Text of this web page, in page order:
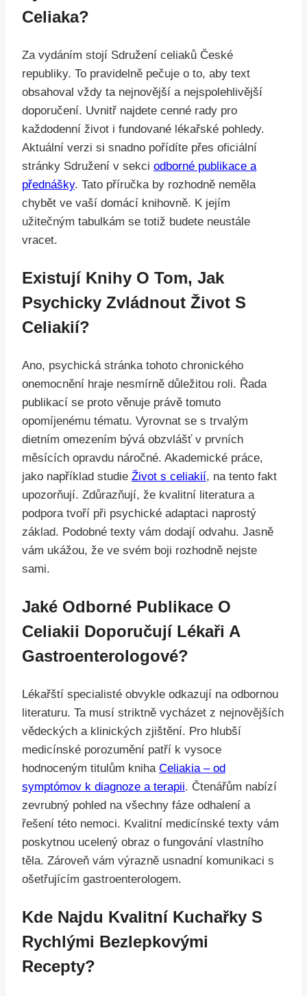
Celiaka?
Za vydáním stojí Sdružení celiaků České
republiky. To pravidelně pečuje o to, aby text
obsahoval vždy ta nejnovější a nejspolehlivější
doporučení. Uvnitř najdete cenné rady pro
každodenní život i fundované lékařské pohledy.
Aktuální verzi si snadno pořídíte přes oficiální
stránky Sdružení v sekci odborné publikace a
přednášky. Tato příručka by rozhodně neměla
chybět ve vaší domácí knihovně. K jejím
užitečným tabulkám se totiž budete neustále
vracet.
Existují Knihy O Tom, Jak
Psychicky Zvládnout Život S
Celiakií?
Ano, psychická stránka tohoto chronického
onemocnění hraje nesmírně důležitou roli. Řada
publikací se proto věnuje právě tomuto
opomíjenému tématu. Vyrovnat se s trvalým
dietním omezením bývá obzvlášť v prvních
měsících opravdu náročné. Akademické práce,
jako například studie Život s celiakií, na tento fakt
upozorňují. Zdůrazňují, že kvalitní literatura a
podpora tvoří při psychické adaptaci naprostý
základ. Podobné texty vám dodají odvahu. Jasně
vám ukážou, že ve svém boji rozhodně nejste
sami.
Jaké Odborné Publikace O
Celiakii Doporučují Lékaři A
Gastroenterologové?
Lékařští specialisté obvykle odkazují na odbornou
literaturu. Ta musí striktně vycházet z nejnovějších
vědeckých a klinických zjištění. Pro hlubší
medicínské porozumění patří k vysoce
hodnoceným titulům kniha Celiakia – od
symptómov k diagnoze a terapii. Čtenářům nabízí
zevrubný pohled na všechny fáze odhalení a
řešení této nemoci. Kvalitní medicínské texty vám
poskytnou ucelený obraz o fungování vlastního
těla. Zároveň vám výrazně usnadní komunikaci s
ošetřujícím gastroenterologem.
Kde Najdu Kvalitní Kuchařky S
Rychlými Bezlepkovými
Recepty?